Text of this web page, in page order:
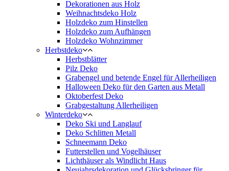
Dekorationen aus Holz
Weihnachtsdeko Holz
Holzdeko zum Hinstellen
Holzdeko zum Aufhängen
Holzdeko Wohnzimmer
Herbstdeko
Herbstblätter
Pilz Deko
Grabengel und betende Engel für Allerheiligen
Halloween Deko für den Garten aus Metall
Oktoberfest Deko
Grabgestaltung Allerheiligen
Winterdeko
Deko Ski und Langlauf
Deko Schlitten Metall
Schneemann Deko
Futterstellen und Vogelhäuser
Lichthäuser als Windlicht Haus